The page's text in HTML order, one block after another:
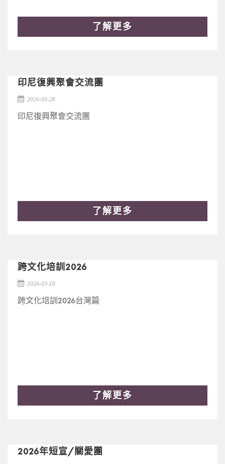
了解更多
印尼復興聚會交流團
2026-03-28
印尼復興聚會交流團
了解更多
跨文化培訓2026
2026-03-18
跨文化培訓2026台灣篇
了解更多
2026年短宣/關愛團